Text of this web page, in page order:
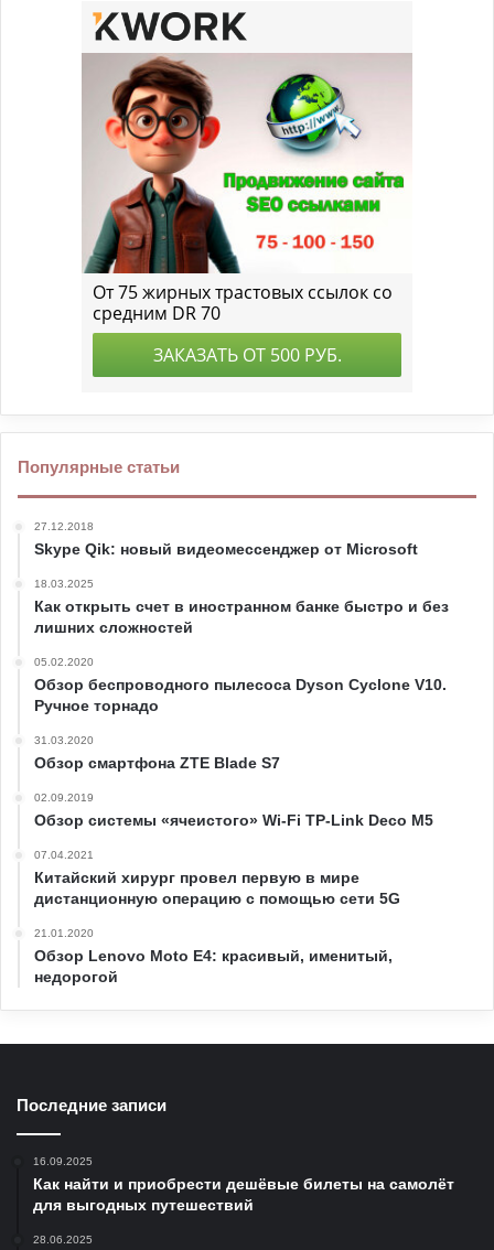
Популярные статьи
27.12.2018
Skype Qik: новый видеомессенджер от Microsoft
18.03.2025
Как открыть счет в иностранном банке быстро и без
лишних сложностей
05.02.2020
Обзор беспроводного пылесоса Dyson Cyclone V10.
Ручное торнадо
31.03.2020
Обзор смартфона ZTE Blade S7
02.09.2019
Обзор системы «ячеистого» Wi-Fi TP-Link Deco M5
07.04.2021
Китайский хирург провел первую в мире
дистанционную операцию с помощью сети 5G
21.01.2020
Обзор Lenovo Moto E4: красивый, именитый,
недорогой
Последние записи
16.09.2025
Как найти и приобрести дешёвые билеты на самолёт
для выгодных путешествий
28.06.2025